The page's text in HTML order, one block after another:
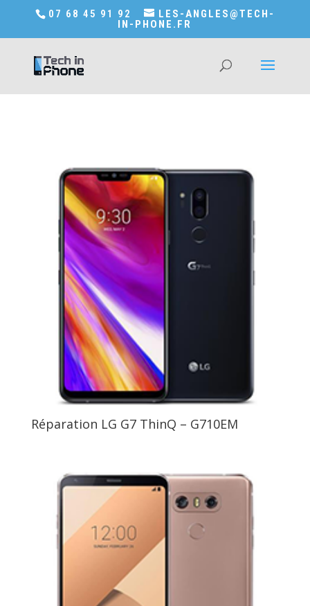
Accédez a Shop-in-tech-in-phone
07 68 45 91 92
LES-ANGLES@TECH-
IN-PHONE.FR
Réparation LG G7 ThinQ – G710EM